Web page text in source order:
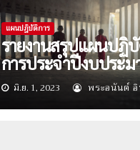
แผนปฎิบัติการ
รายงานสรุปแผนปฏิ
การประจำปีงบประ
๒๕๖๕
มิ.ย. 1, 2023 พระอนันต์